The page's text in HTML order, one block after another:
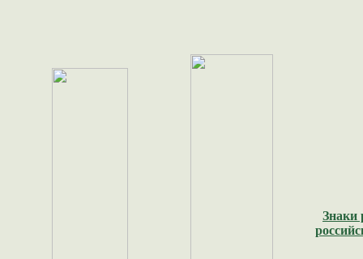
Знаки